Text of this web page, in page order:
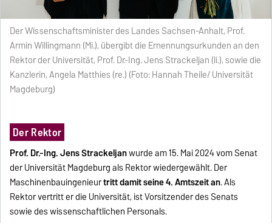
Der Wissenschaftsminister des Landes Sachsen-Anhalt, Prof.
Armin Willingmann (Mi.), übergibt die Ernennungsurkunden an den
Rektor der Universität, Prof. Dr.-Ing. Jens Strackeljan (li.), sowie die
Kanzlerin, Angela Matthies (re.) (Foto: Hannah Theile/ Universität
Magdeburg)
Der Rektor
Prof. Dr.-Ing. Jens Strackeljanwurde am 15. Mai 2024 vom Senat
der Universität Magdeburg als Rektor wiedergewählt. Der
Maschinenbauingenieurtritt damit seine 4. Amtszeit an. Als
Rektor vertritt er die Universität, ist Vorsitzender des Senats
sowie des wissenschaftlichen Personals.